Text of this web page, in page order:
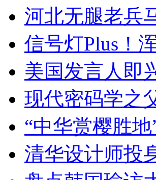
河北无腿老兵
信号灯Plus！
美国发言人即
现代密码学之
“中华赏樱胜
清华设计师投